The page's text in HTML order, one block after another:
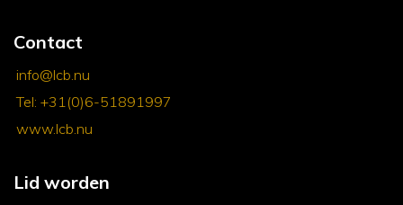
Contact
info@lcb.nu
Tel: +31(0)6-51891997
www.lcb.nu
Lid worden